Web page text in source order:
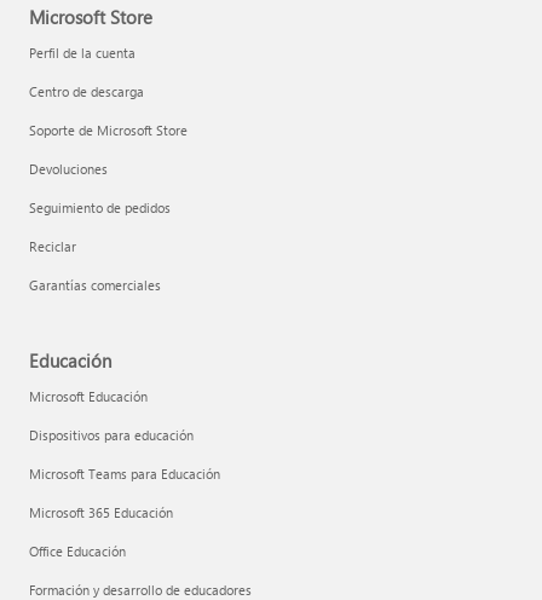
Microsoft Store
Perfil de la cuenta
Centro de descarga
Soporte de Microsoft Store
Devoluciones
Seguimiento de pedidos
Reciclar
Garantías comerciales
Educación
Microsoft Educación
Dispositivos para educación
Microsoft Teams para Educación
Microsoft 365 Educación
Office Educación
Formación y desarrollo de educadores